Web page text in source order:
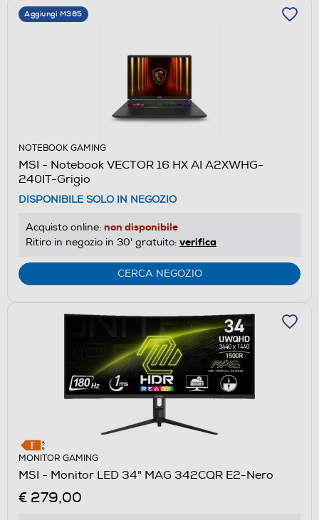
Aggiungi M365
NOTEBOOK GAMING
MSI - Notebook VECTOR 16 HX AI A2XWHG-
240IT-Grigio
DISPONIBILE SOLO IN NEGOZIO
Acquisto online: non disponibile
Ritiro in negozio in 30' gratuito: verifica
CERCA NEGOZIO
MONITOR GAMING
MSI - Monitor LED 34" MAG 342CQR E2-Nero
€ 279,00